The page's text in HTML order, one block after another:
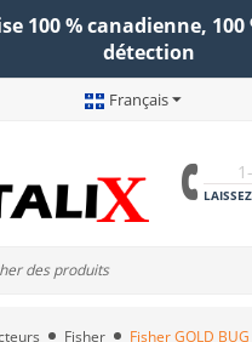
100 % canadienne, 100
détection
Français
Fisher Fisher GOLD